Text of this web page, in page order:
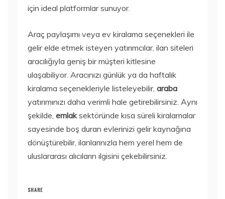
için ideal platformlar sunuyor.
Araç paylaşımı veya ev kiralama seçenekleri ile
gelir elde etmek isteyen yatırımcılar, ilan siteleri
aracılığıyla geniş bir müşteri kitlesine
ulaşabiliyor. Aracınızı günlük ya da haftalık
kiralama seçenekleriyle listeleyebilir, araba
yatırımınızı daha verimli hale getirebilirsiniz. Aynı
şekilde, emlaksektöründe kısa süreli kiralamalar
sayesinde boş duran evlerinizi gelir kaynağına
dönüştürebilir, ilanlarınızla hem yerel hem de
uluslararası alıcıların ilgisini çekebilirsiniz.
SHARE